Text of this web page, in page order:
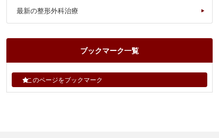
最新の整形外科治療
ブックマーク一覧
このページをブックマーク